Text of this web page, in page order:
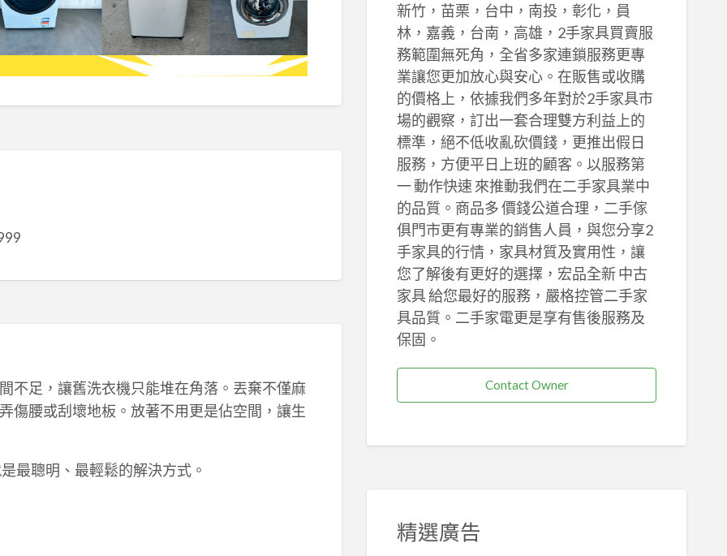
不足，讓舊洗衣機只能堆在角落。丟棄不僅麻
傷腰或刮壞地板。放著不用更是佔空間，讓生
最聰明、最輕鬆的解決方式。
新竹，苗栗，台中，南投，彰化，員
林，嘉義，台南，高雄，2手家具買賣服
務範圍無死角，全省多家連鎖服務更專
業讓您更加放心與安心。在販售或收購
的價格上，依據我們多年對於2手家具市
場的觀察，訂出一套合理雙方利益上的
標準，絕不低收亂砍價錢，更推出假日
服務，方便平日上班的顧客。以服務第
一 動作快速 來推動我們在二手家具業中
的品質。商品多 價錢公道合理，二手傢
俱門市更有專業的銷售人員，與您分享2
手家具的行情，家具材質及實用性，讓
您了解後有更好的選擇，宏品全新 中古
家具 給您最好的服務，嚴格控管二手家
具品質。二手家電更是享有售後服務及
保固。
Contact Owner
精選廣告